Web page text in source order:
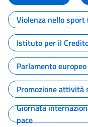
Violenza nello sport
Istituto per il
Parlamento europeo
Promozione attività
Giornata
pace